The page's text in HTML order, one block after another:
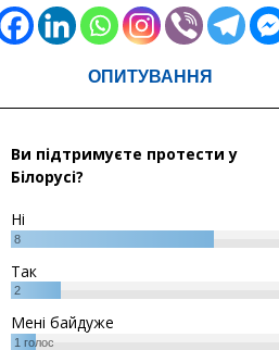
ОПИТУВАННЯ
Ви підтримуєте протести у
Білорусі?
Ні
8
Так
2
Мені байдуже
1голос